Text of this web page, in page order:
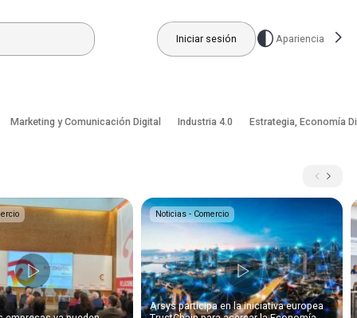
Iniciar sesión Apariencia
Marketing y Comunicación Digital Industria 4.0 Estrategia, Economía
Noticias - Comercio
Arsys participa en la iniciativa europea